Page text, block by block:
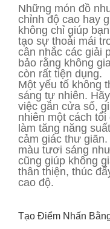
Những món đồ
chỉnh độ cao hay
không chỉ giúp
tạo sự thoải mái
cân nhắc các giải
bảo rằng không
còn rất tiện dụng.
Một yếu tố không
sáng tự nhiên.
việc gần cửa sổ,
nhiên một cách
làm tăng năng
cảm giác thư
màu tươi sáng
cũng giúp không
thân thiện, thúc
cao độ.
Tạo Điểm Nhấn